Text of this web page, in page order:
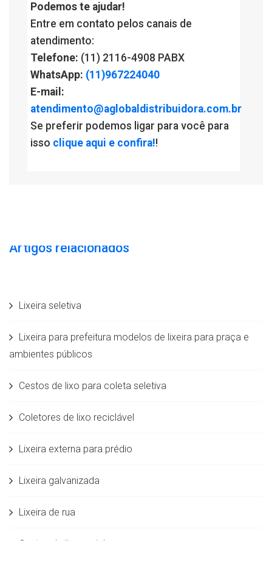
Podemos te ajudar!
Entre em contato pelos canais de
atendimento:
Telefone: (11) 2116-4908 PABX
WhatsApp: (11)967224040
E-mail:
atendimento@aglobaldistribuidora.com.br
Se preferir podemos ligar para você para
isso clique aqui e confira!!
Artigos relacionados
Lixeira seletiva
Lixeira para prefeitura modelos de lixeira para praça e
ambientes públicos
Cestos de lixo para coleta seletiva
Coletores de lixo reciclável
Lixeira externa para prédio
Lixeira galvanizada
Lixeira de rua
Cestos de lixo reciclagem